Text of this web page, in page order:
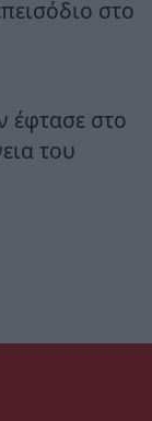
στο
έφτασε στο
του